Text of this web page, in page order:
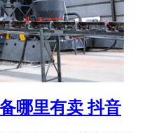
哪里有卖 抖音